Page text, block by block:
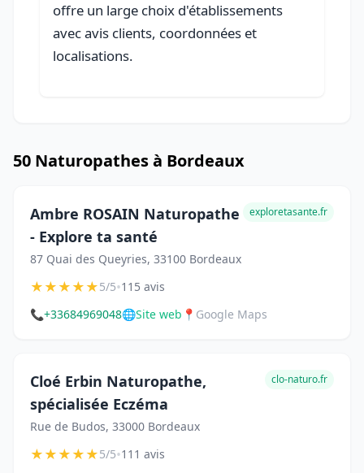
offre un large choix d'établissements
avec avis clients, coordonnées et
localisations.
50 Naturopathes à Bordeaux
Ambre ROSAIN Naturopathe
- Explore ta santé
87 Quai des Queyries, 33100 Bordeaux
exploretasante.fr
★★★★★5/5•115 avis
📞+33684969048🌐Site web 📍 Google Maps
Cloé Erbin Naturopathe,
spécialisée Eczéma
Rue de Budos, 33000 Bordeaux
clo-naturo.fr
★★★★★5/5•111 avis